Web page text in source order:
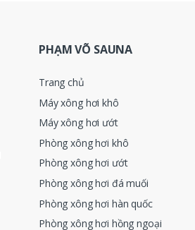
PHẠM VÕ SAUNA
Trang chủ
Máy xông hơi khô
Máy xông hơi ướt
Phòng xông hơi khô
Phòng xông hơi ướt
Phòng xông hơi đá muối
Phòng xông hơi hàn quốc
Phòng xông hơi hồng ngoại